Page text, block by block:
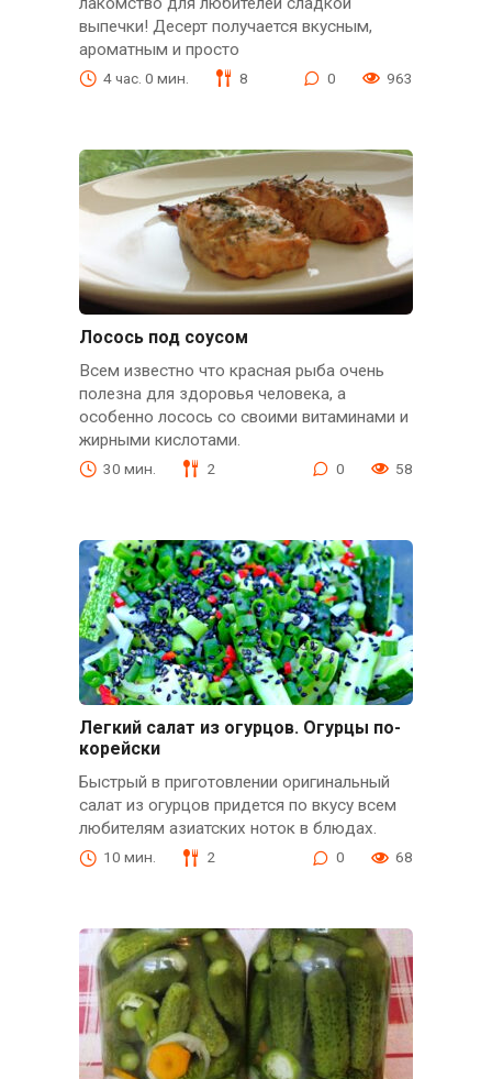
выпечки! Десерт получается вкусным,
ароматным и просто
4 час. 0 мин. 8 0 963
Лосось под соусом
Всем известно что красная рыба очень
полезна для здоровья человека, а
особенно лосось со своими витаминами и
жирными кислотами.
30 мин. 2 0 58
Легкий салат из огурцов. Огурцы по-
корейски
Быстрый в приготовлении оригинальный
салат из огурцов придется по вкусу всем
любителям азиатских ноток в блюдах.
10 мин. 2 0 68